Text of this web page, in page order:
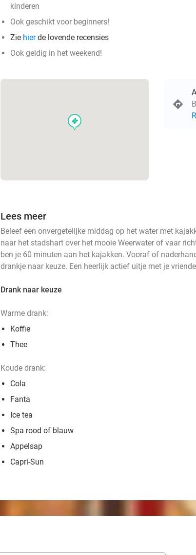
kinderen
Ook geschikt voor beginners!
Zie hierde lovende recensies
Ook geldig in het weekend!
events
Lees meer
Beleef een onvergetelijke middag op het water met
naar het stadshart over het mooie Weerwater of vaar
ben je 60 minuten aan het kajakken. Vooraf of
drankje naar keuze. Een heerlijk actief uitje met je
Drank naar keuze
Warme drank:
Koffie
Thee
Koude drank:
Cola
Fanta
Ice tea
Spa rood of blauw
Appelsap
Capri-Sun